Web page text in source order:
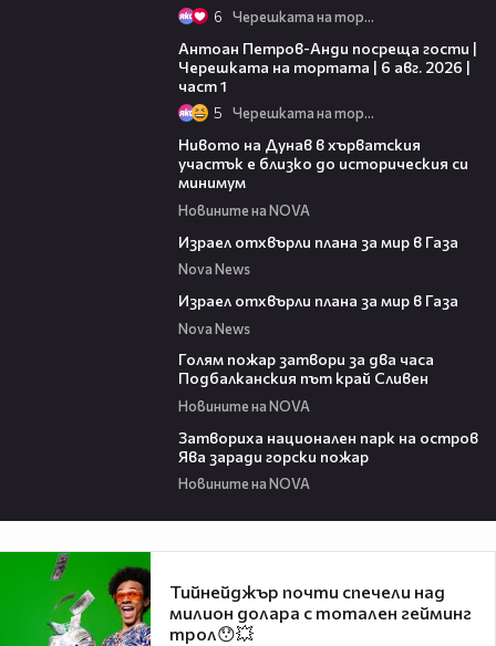
6 Черешката на тортата
Антоан Петров-Анди посреща гости |
Черешката на тортата | 6 авг. 2026 |
част 1
5 Черешката на тортата
Нивото на Дунав в хърватския
участък е близко до историческия си
минимум
Новините на NOVA
Израел отхвърли плана за мир в Газа
Nova News
Израел отхвърли плана за мир в Газа
Nova News
Голям пожар затвори за два часа
Подбалканския път край Сливен
Новините на NOVA
Затвориха национален парк на остров
Ява заради горски пожар
Новините на NOVA
Тийнейджър почти спечели над
милион долара с тотален гейминг
трол😯💥